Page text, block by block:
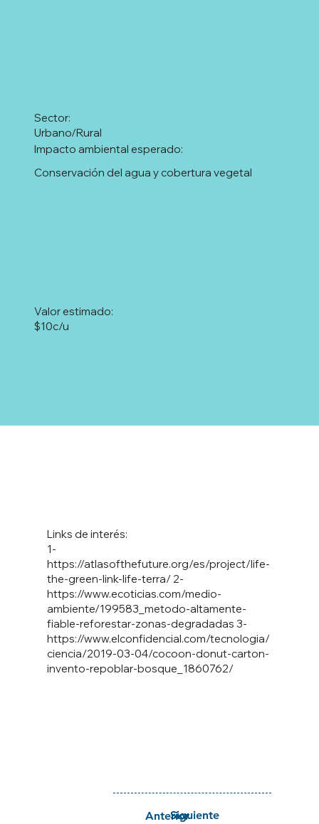
Urbano/Rural
Sector:
Conservación del agua y cobertura vegetal
Impacto ambiental esperado:
$10c/u
Valor estimado:
1-
https://atlasofthefuture.org/es/project/life-
the-green-link-life-terra/ 2-
https://www.ecoticias.com/medio-
ambiente/199583_metodo-altamente-
fiable-reforestar-zonas-degradadas 3-
https://www.elconfidencial.com/tecnologia/
ciencia/2019-03-04/cocoon-donut-carton-
invento-repoblar-bosque_1860762/
Links de interés:
Siguiente
Anterior